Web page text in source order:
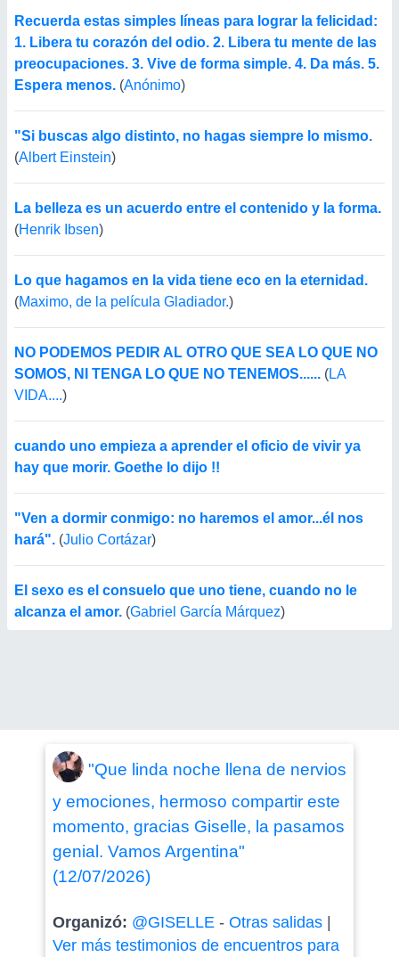
Recuerda estas simples líneas para lograr la felicidad:
1. Libera tu corazón del odio. 2. Libera tu mente de las
preocupaciones. 3. Vive de forma simple. 4. Da más. 5.
Espera menos. (Anónimo)
"Si buscas algo distinto, no hagas siempre lo mismo.
(Albert Einstein)
La belleza es un acuerdo entre el contenido y la forma.
(Henrik Ibsen)
Lo que hagamos en la vida tiene eco en la eternidad.
(Maximo, de la película Gladiador.)
NO PODEMOS PEDIR AL OTRO QUE SEA LO QUE NO
SOMOS, NI TENGA LO QUE NO TENEMOS...... (LA
VIDA....)
cuando uno empieza a aprender el oficio de vivir ya
hay que morir. Goethe lo dijo !!
"Ven a dormir conmigo: no haremos el amor...él nos
hará". (Julio Cortázar)
El sexo es el consuelo que uno tiene, cuando no le
alcanza el amor. (Gabriel García Márquez)
"Que linda noche llena de nervios
y emociones, hermoso compartir este
momento, gracias Giselle, la pasamos
genial. Vamos Argentina"
(12/07/2026)
Organizó: @GISELLE- Otras salidas|
Ver más testimonios de encuentros para